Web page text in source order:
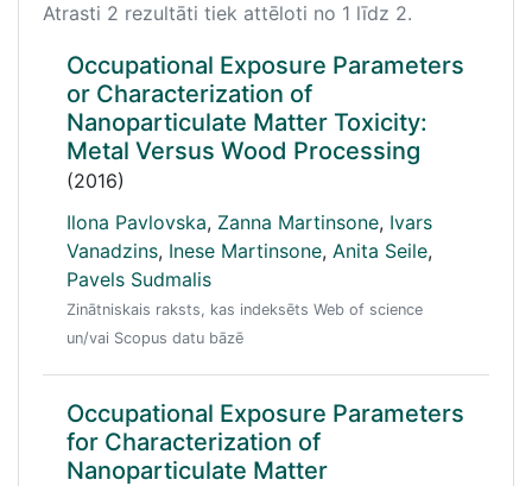
Atrasti 2 rezultāti tiek attēloti no 1 līdz 2.
Occupational Exposure Parameters
or Characterization of
Nanoparticulate Matter Toxicity:
Metal Versus Wood Processing
(2016)
Ilona Pavlovska, Zanna Martinsone, Ivars
Vanadzins, Inese Martinsone, Anita Seile,
Pavels Sudmalis
Zinātniskais raksts, kas indeksēts Web of science
un/vai Scopus datu bāzē
Occupational Exposure Parameters
for Characterization of
Nanoparticulate Matter